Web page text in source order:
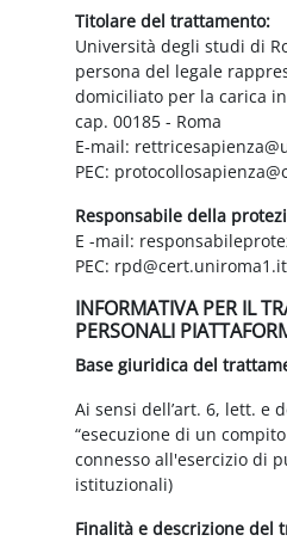
Titolare del trattamento:
Università degli studi di
persona del legale
domiciliato per la carica
cap. 00185 - Roma
E-mail:
PEC:
Responsabile della
E -mail:
PEC: rpd@cert.uniroma1.it
INFORMATIVA PER IL
PERSONALI
Base giuridica del
Ai sensi dell’art. 6, lett. e
“esecuzione di un
connesso all'esercizio di
istituzionali)
Finalità e descrizione del